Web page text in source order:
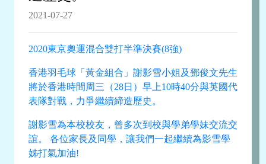
2021-07-27
2020東京奧運混合雙打半準決賽(8強)
香港羽毛球「黃金組合」謝影雪小姐及鄧俊文先生
將於香港時間周三（28日）早上10時40分與英國代
表隊對戰，力爭繼續締造歷史。
謝影雪為本校校友，曾多次到校與學弟學妹交流交
誼。 各位家長及同學，讓我們一起繼續為影雪學
姊打氣加油!